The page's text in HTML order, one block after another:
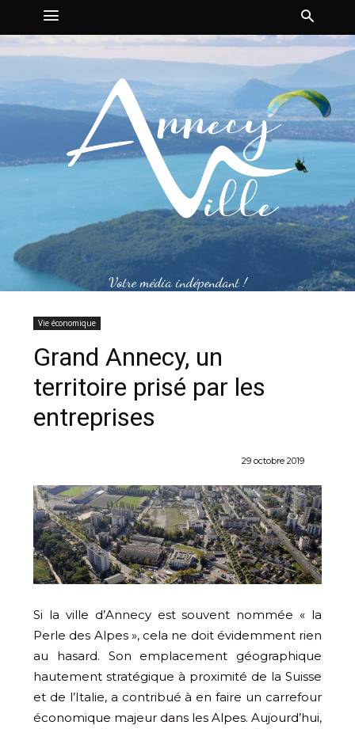
Votre média indépendant !
Vie économique
Grand Annecy, un
territoire prisé par les
entreprises
29 octobre 2019
Si la ville d’Annecy est souvent nommée « la
Perle des Alpes », cela ne doit évidemment rien
au hasard. Son emplacement géographique
hautement stratégique à proximité de la Suisse
et de l’Italie, a contribué à en faire un carrefour
économique majeur dans les Alpes. Aujourd’hui,